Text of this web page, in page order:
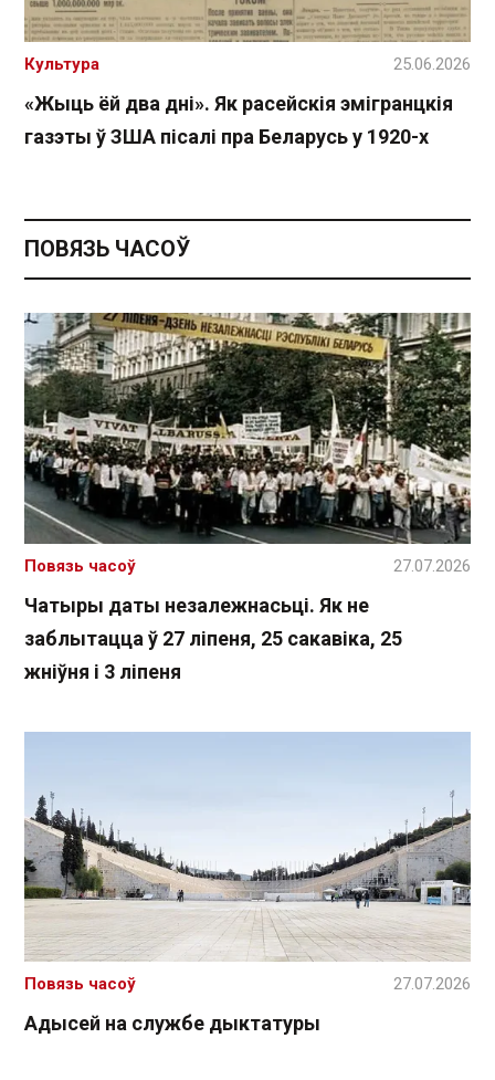
«Жыць ёй два дні». Як расейскія эмігранцкія
газэты ў ЗША пісалі пра Беларусь у 1920-х
Культура 25.06.2026
ПОВЯЗЬ ЧАСОЎ
Чатыры даты незалежнасьці. Як не
заблытацца ў 27 ліпеня, 25 сакавіка, 25
жніўня і 3 ліпеня
Повязь часоў 27.07.2026
Адысей на службе дыктатуры
Повязь часоў 27.07.2026